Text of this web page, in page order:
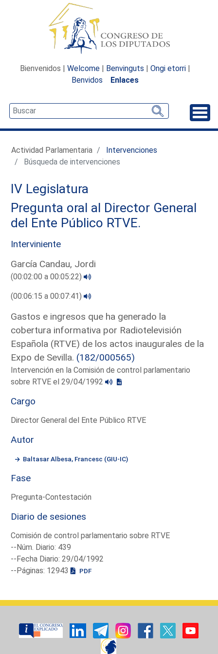
Bienvenidos | Welcome | Benvinguts | Ongi etorri |
Benvidos
Enlaces
Actividad Parlamentaria
Intervenciones
Búsqueda de intervenciones
IV Legislatura
Pregunta oral al Director General
del Ente Público RTVE.
Interviniente
García Candau, Jordi
(00:02:00 a 00:05:22)
(00:06:15 a 00:07:41)
Gastos e ingresos que ha generado la
cobertura informativa por Radiotelevisión
Española (RTVE) de los actos inaugurales de la
Expo de Sevilla. (182/000565)
Intervención en la Comisión de control parlamentario
sobre RTVE el 29/04/1992
Cargo
Director General del Ente Público RTVE
Autor
Baltasar Albesa, Francesc (GIU-IC)
Fase
Pregunta-Contestación
Diario de sesiones
Comisión de control parlamentario sobre RTVE
--Núm. Diario: 439
--Fecha Diario: 29/04/1992
--Páginas: 12943
PDF